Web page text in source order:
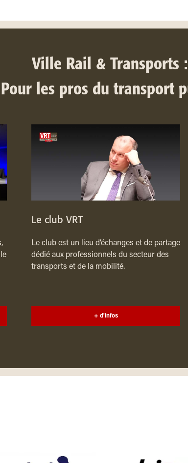
Ville Rail & Transports :
Pour les pros du transport
Le club VRT
Le club est un lieu d’échanges et de partage
dédié aux professionnels du secteur des
transports et de la mobilité.
+ d'infos